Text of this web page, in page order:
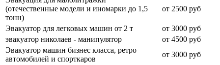
(отечественные модели и иномарки до 1,5
тонн)
от 2500 руб
Эвакуатор для легковых машин от 2 т
от 3000 руб
эвакуатор николаев - манипулятор
от 4500 руб
Эвакуатор машин бизнес класса, ретро
автомобилей и спорткаров
от 3000 руб